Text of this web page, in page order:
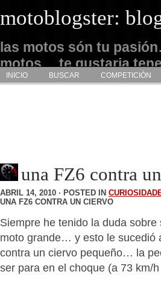
motoblogster:
las motos són tu
motos… te gustaria
admirarlas… este es tu
INICIO BUSCAR COMPETICIÓN
una FZ6 contra
ABRIL 14, 2010 · POSTED IN
UNA FZ6 CONTRA UN CIERVO
Siempre he tenido la duda
moto grande… y esto le sucedió
contra un ciervo pequeño… la
ser para en el choque (a 73 km/